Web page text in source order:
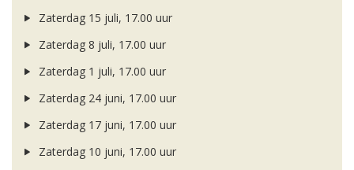
Zaterdag 15 juli, 17.00 uur
Zaterdag 8 juli, 17.00 uur
Zaterdag 1 juli, 17.00 uur
Zaterdag 24 juni, 17.00 uur
Zaterdag 17 juni, 17.00 uur
Zaterdag 10 juni, 17.00 uur